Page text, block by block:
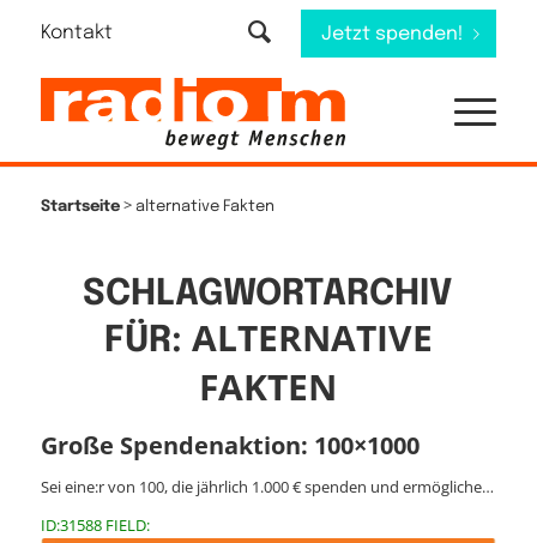
Kontakt Jetzt spenden!
Startseite> alternative Fakten
SCHLAGWORTARCHIV
FÜR: ALTERNATIVE
FAKTEN
Große Spendenaktion: 100×1000
Sei eine:r von 100, die jährlich 1.000 € spenden und ermögliche…
ID:31588 FIELD: